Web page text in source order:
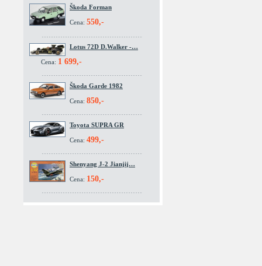
Škoda Forman
Cena: 550,-
Lotus 72D D.Walker -…
Cena: 1 699,-
Škoda Garde 1982
Cena: 850,-
Toyota SUPRA GR
Cena: 499,-
Shenyang J-2 Jianjij…
Cena: 150,-